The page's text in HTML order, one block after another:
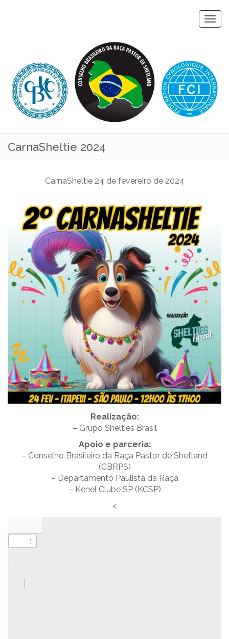
CarnaSheltie 2024
CarnaSheltie 24 de fevereiro de 2024
Realização:
– Grupo Shelties Brasil
Apoio e parceria:
– Conselho Brasileiro da Raça Pastor de Shetland
(CBRPS)
– Departamento Paulista da Raça
– Kenel Clube SP (KCSP)
<